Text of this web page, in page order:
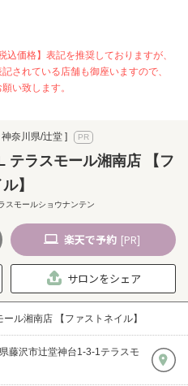
価格】表記を推奨しておりますが、
されている店舗も御座いますので、
い致します。
神奈川県/辻堂 ]
テラスモール湘南店 【フ
】
スモールショウナンテン
楽天で予約 [PR]
サロンをシェア
ル湘南店 【ファストネイル】
藤沢市辻堂神台1-3-1テラスモ